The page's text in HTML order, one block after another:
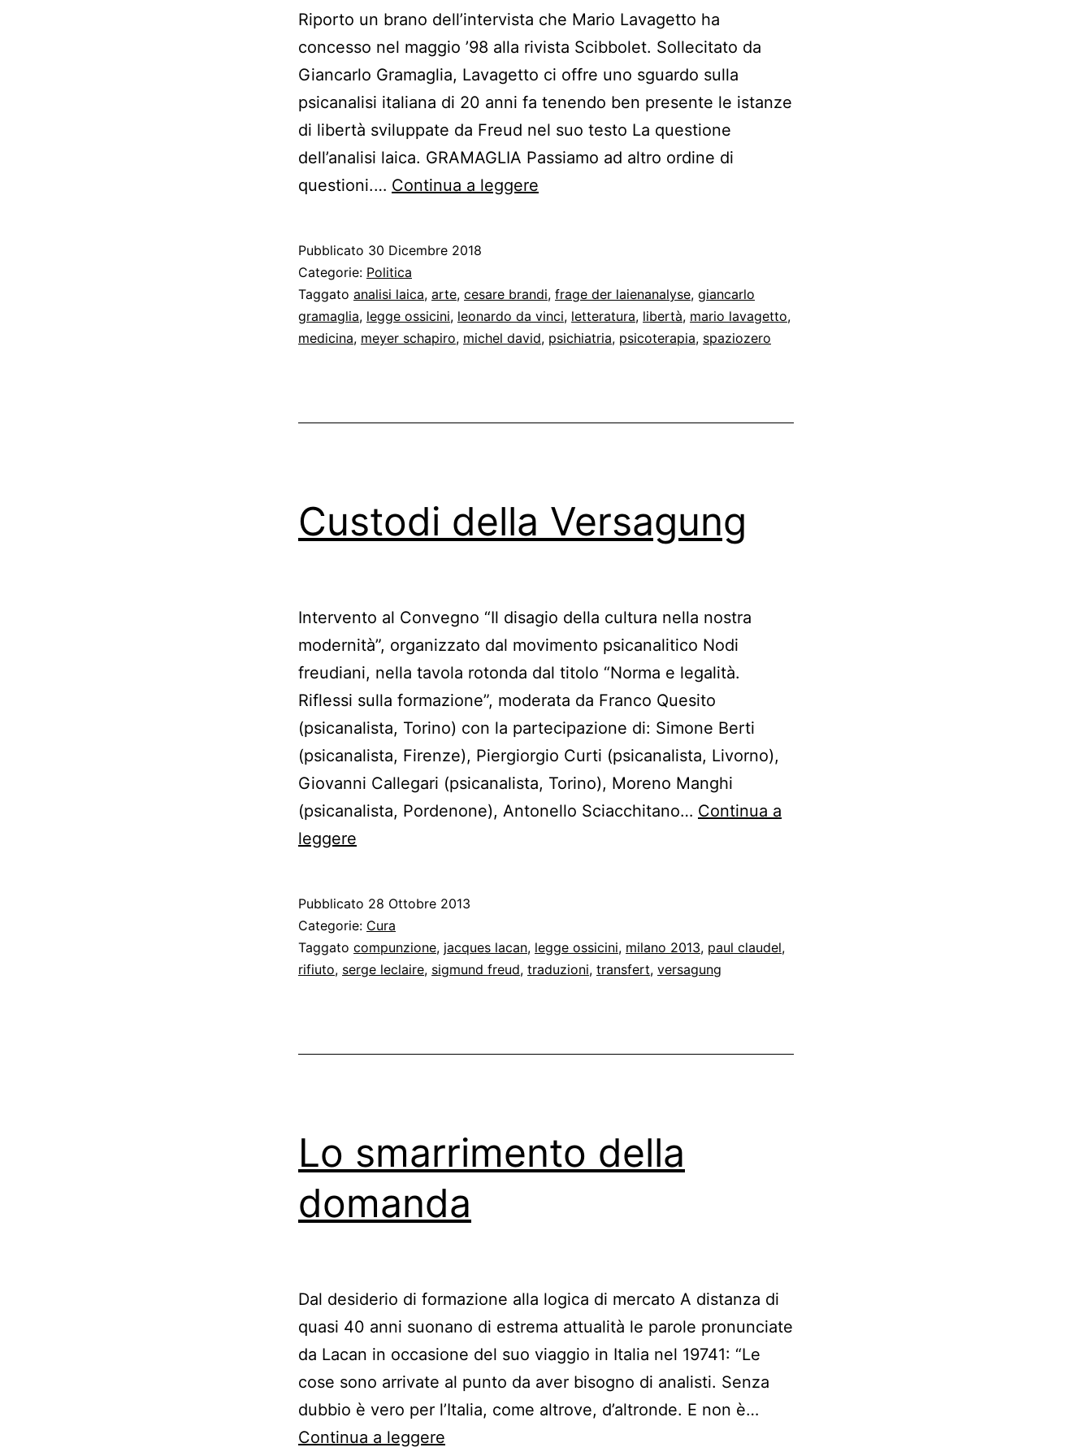
Riporto un brano dell’intervista che Mario Lavagetto ha
concesso nel maggio ’98 alla rivista Scibbolet. Sollecitato da
Giancarlo Gramaglia, Lavagetto ci offre uno sguardo sulla
psicanalisi italiana di 20 anni fa tenendo ben presente le istanze
di libertà sviluppate da Freud nel suo testo La questione
dell’analisi laica. GRAMAGLIA Passiamo ad altro ordine di
questioni.… Continua a leggere
in
Italia
20
Pubblicato 30 Dicembre 2018
Categorie: Politica
Taggato analisi laica, arte, cesare brandi, frage der laienanalyse, giancarlo
gramaglia, legge ossicini, leonardo da vinci, letteratura, libertà, mario lavagetto,
medicina, meyer schapiro, michel david, psichiatria, psicoterapia, spaziozero
Custodi della Versagung
Intervento al Convegno “Il disagio della cultura nella nostra
modernità”, organizzato dal movimento psicanalitico Nodi
freudiani, nella tavola rotonda dal titolo “Norma e legalità.
Riflessi sulla formazione”, moderata da Franco Quesito
(psicanalista, Torino) con la partecipazione di: Simone Berti
(psicanalista, Firenze), Piergiorgio Curti (psicanalista, Livorno),
Giovanni Callegari (psicanalista, Torino), Moreno Manghi
(psicanalista, Pordenone), Antonello Sciacchitano… Continua a
leggere
Pubblicato 28 Ottobre 2013
Categorie: Cura
Taggato compunzione, jacques lacan, legge ossicini, milano 2013, paul claudel,
rifiuto, serge leclaire, sigmund freud, traduzioni, transfert, versagung
Lo smarrimento della
domanda
Dal desiderio di formazione alla logica di mercato A distanza di
quasi 40 anni suonano di estrema attualità le parole pronunciate
da Lacan in occasione del suo viaggio in Italia nel 19741: “Le
cose sono arrivate al punto da aver bisogno di analisti. Senza
dubbio è vero per l’Italia, come altrove, d’altronde. E non è…
Continua a leggere